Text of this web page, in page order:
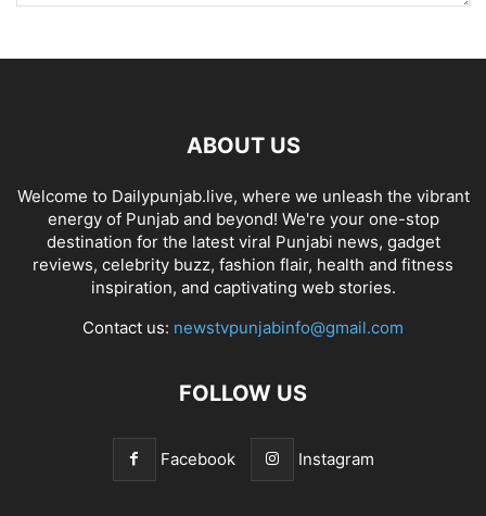
ABOUT US
Welcome to Dailypunjab.live, where we unleash the vibrant
energy of Punjab and beyond! We're your one-stop
destination for the latest viral Punjabi news, gadget
reviews, celebrity buzz, fashion flair, health and fitness
inspiration, and captivating web stories.
Contact us: newstvpunjabinfo@gmail.com
FOLLOW US
Facebook Instagram